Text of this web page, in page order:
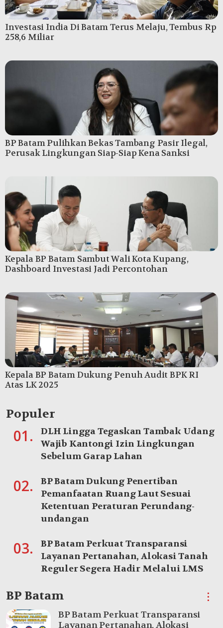
Investasi India Di Batam Terus Melaju, Tembus Rp
258,6 Miliar
BP Batam Pulihkan Bekas Tambang Pasir Ilegal,
Perusak Lingkungan Siap-Siap Kena Sanksi
Kepala BP Batam Sambut Wali Kota Kupang,
Dashboard Investasi Jadi Percontohan
Kepala BP Batam Dukung Penuh Audit BPK RI
Atas LK 2025
Populer
01.
DLH Lingga Tegaskan Tambak Udang
Wajib Kantongi Izin Lingkungan
Sebelum Garap Lahan
02.
BP Batam Dukung Penertiban
Pemanfaatan Ruang Laut Sesuai
Ketentuan Peraturan Perundang-
undangan
03.
BP Batam Perkuat Transparansi
Layanan Pertanahan, Alokasi Tanah
Reguler Segera Hadir Melalui LMS
BP Batam ⋮
BP Batam Perkuat Transparansi
Layanan Pertanahan, Alokasi